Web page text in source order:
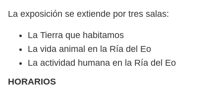
La exposición se extiende por tres salas:
La Tierra que habitamos
La vida animal en la Ría del Eo
La actividad humana en la Ría del Eo
HORARIOS